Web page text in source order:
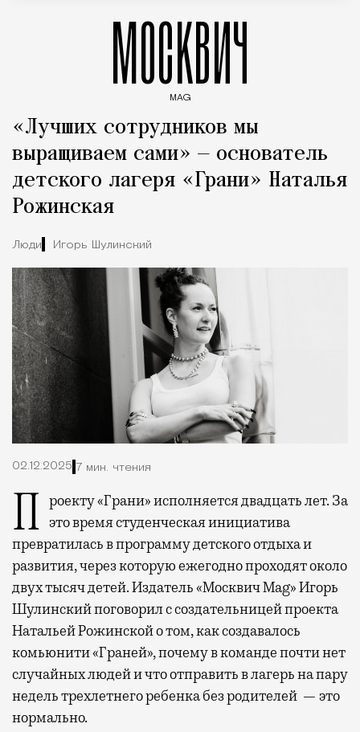
МОСКВИЧ
MAG
«Лучших сотрудников мы
выращиваем сами» — основатель
детского лагеря «Грани» Наталья
Рожинская
Люди Игорь Шулинский
02.12.2025 7 мин. чтения
Проекту «Грани» исполняется двадцать лет. За это время студенческая инициатива
превратилась в программу детского отдыха и
развития, через которую ежегодно проходят около
двух тысяч детей. Издатель «Москвич Mag» Игорь
Шулинский поговорил с создательницей проекта
Натальей Рожинской о том, как создавалось
комьюнити «Граней», почему в команде почти нет
случайных людей и что отправить в лагерь на пару
недель трехлетнего ребенка без родителей — это
нормально.